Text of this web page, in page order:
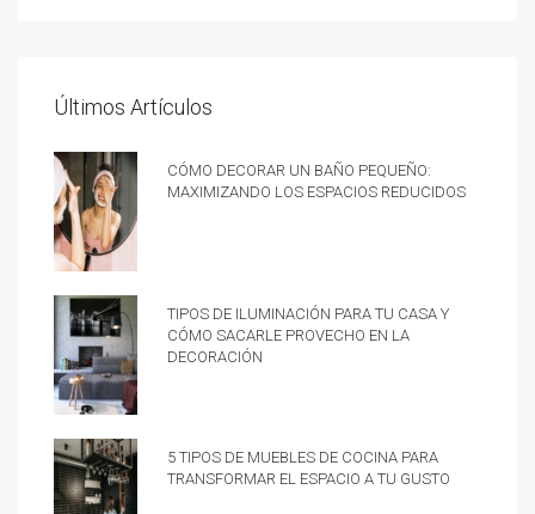
Últimos Artículos
Cómo decorar un baño pequeño:
Maximizando los espacios reducidos
Tipos de iluminación para tu casa y
cómo sacarle provecho en la
decoración
5 tipos de muebles de cocina para
transformar el espacio a tu gusto